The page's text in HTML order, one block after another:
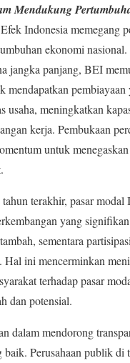
Mendukung
Indonesia memegang
ekonomi nasional.
jangka panjang, BEI
mendapatkan
usaha, meningkatkan
kerja. Pembukaan
untuk
terakhir, pasar modal
yang
sementara
Hal ini mencerminkan
terhadap pasar
dan potensial.
dalam mendorong
baik. Perusahaan publik di